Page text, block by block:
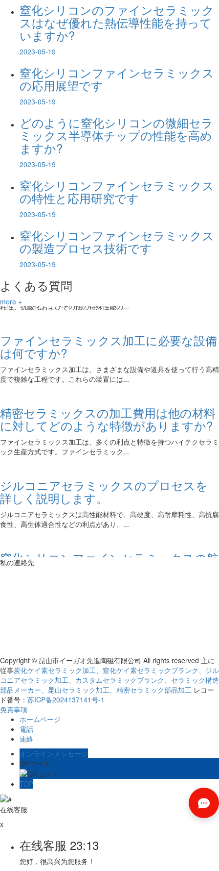
窒化シリコンのファインセラミック
スはなぜ優れた熱伝導性能を持って
いますか?
2023-05-19
窒化シリコンファインセラミックス
の応用展望です
2023-05-19
どのように窒化シリコンの微細セラ
ミックス半導体チップの性能を高め
ますか?
2023-05-19
窒化シリコンファインセラミックス
の特性と応用研究です
2023-05-19
窒化シリコンファインセラミックス
の製造プロセス技術です
2023-05-19
よくある質問
more +
窒化シリコンの精密セラミックスは金属
材料に代替することができますか?
人間の技術の進歩に伴って、新しい材料の研究と応用はますます広くな
っている。窒化ケイ素ファインセラミッ...
窒化シリコンファインセラミックスの応
用展望です
窒化シリコンファインセラミックスは高性能セラミックス材料で、机械
的、化学的、熱的、電気的特性に優れて...
ファインセラミックス加工は材料にどの
ファインセラミックスの加工は主に耐熱、高強度、耐腐食、絶縁、耐摩
耗性、抗酸化およびその他の特殊性能の...
ファインセラミックス加工に必要な設備
は何ですか?
ファインセラミックス加工は、さまざまな設備や道具を使って行う高精
度で複雑な工程です。これらの装置には...
精密セラミックスの加工費用は他の材料
に対してどのような特徴がありますか?
ファインセラミックス加工は、多くの利点と特徴を持つハイテクセラミ
ック生産方式です。ファインセラミック...
ジルコニアセラミックスのプロセスを
詳しく説明します。
ジルコニアセラミックスは高性能材料で、高硬度、高耐摩耗性、高抗腐
食性、高生体適合性などの利点があり、...
窒化シリコンファインセラミックスの航
空宇宙への応用の可能性です
っている。窒化ケイ素ファインセラミッ...
窒化シリコンファインセラミックスの応
用展望です
窒化シリコンファインセラミックスは高性能セラミックス材料で、机械
的、化学的、熱的、電気的特性に優れて...
ファインセラミックス加工は材料にどの
ような要件がありますか?
ファインセラミックスの加工は主に耐熱、高強度、耐腐食、絶縁、耐摩
耗性、抗酸化およびその他の特殊性能の...
ファインセラミックス加工に必要な設備
は何ですか?
私の連絡先
Copyright © 昆山市イーガオ先進陶磁有限公司 All rights reserved 主に
従事炭化ケイ素セラミック加工、窒化ケイ素セラミックブランク、ジル
コニアセラミック加工、カスタムセラミックブランク、セラミック構造
部品メーカー、昆山セラミック加工、精密セラミック部品加工 レコー
ド番号： 苏ICP备2024137141号-1
免責事項
ホームページ
電話
連絡
オンラインメッセージ
QRコード
TOP
在线客服
x
在线客服 23:13
您好，很高兴为您服务！